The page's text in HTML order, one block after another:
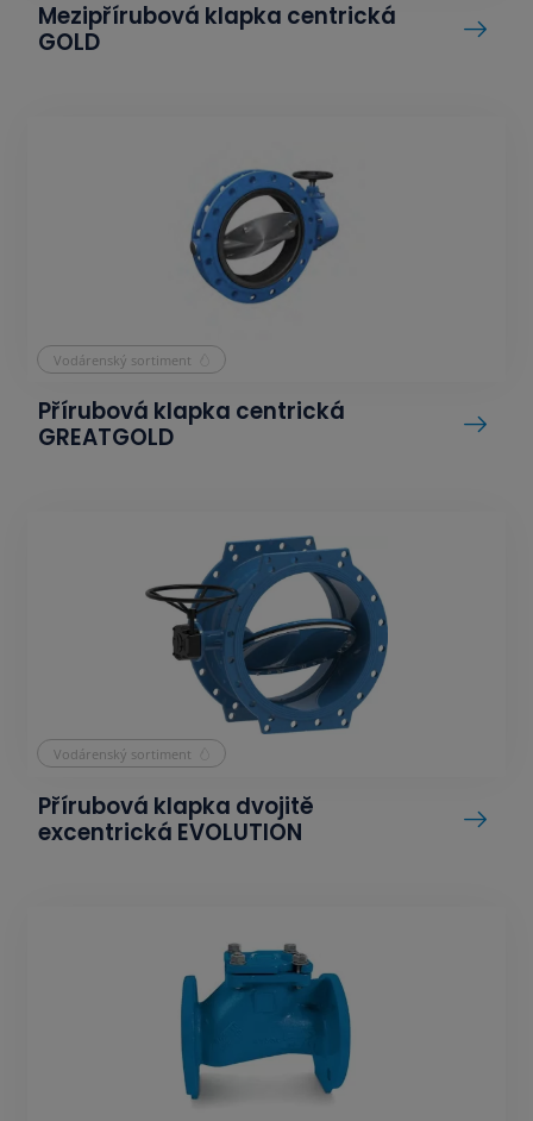
Mezipřírubová klapka centrická
GOLD
Vodárenský sortiment
Přírubová klapka centrická
GREATGOLD
Vodárenský sortiment
Přírubová klapka dvojitě
excentrická EVOLUTION